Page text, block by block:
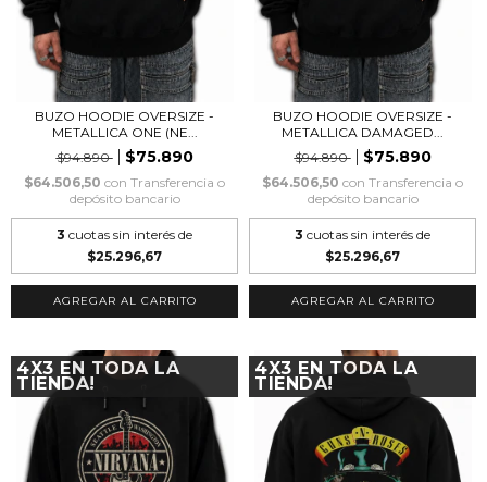
BUZO HOODIE OVERSIZE -
METALLICA ONE (NE...
$94.890
$75.890
$64.506,50 con Transferencia o
depósito bancario
3 cuotas sin interés de
$25.296,67
AGREGAR AL CARRITO
BUZO HOODIE OVERSIZE -
METALLICA DAMAGED...
$94.890
$75.890
$64.506,50 con Transferencia o
depósito bancario
3 cuotas sin interés de
$25.296,67
AGREGAR AL CARRITO
4X3 EN TODA LA
TIENDA!
4X3 EN TODA LA
TIENDA!